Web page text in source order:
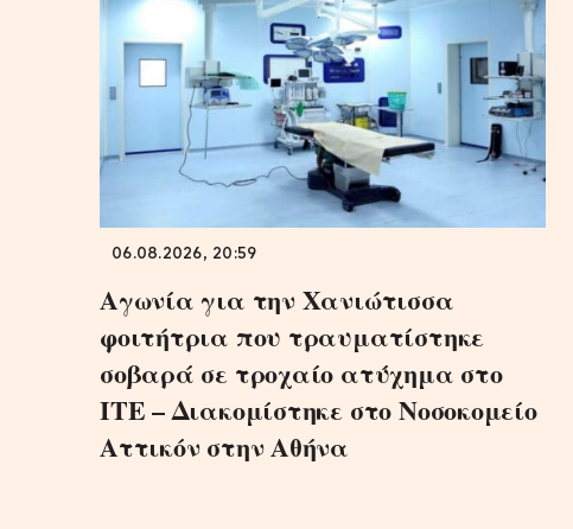
06.08.2026, 20:59
Αγωνία για την Χανιώτισσα
φοιτήτρια που τραυματίστηκε
σοβαρά σε τροχαίο ατύχημα στο
ΙΤΕ – Διακομίστηκε στο Νοσοκομείο
Αττικόν στην Αθήνα